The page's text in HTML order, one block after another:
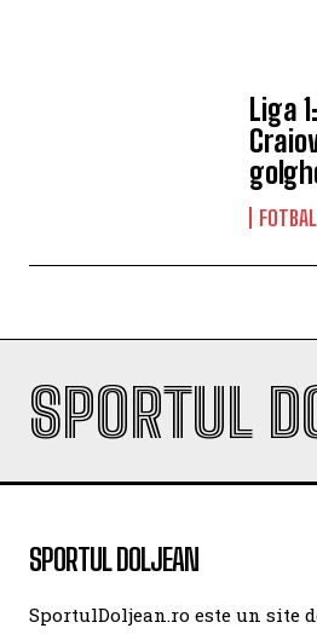
Liga
FOTBAL
SPORTUL
SPORTUL DOLJEAN
SportulDoljean.ro este un site